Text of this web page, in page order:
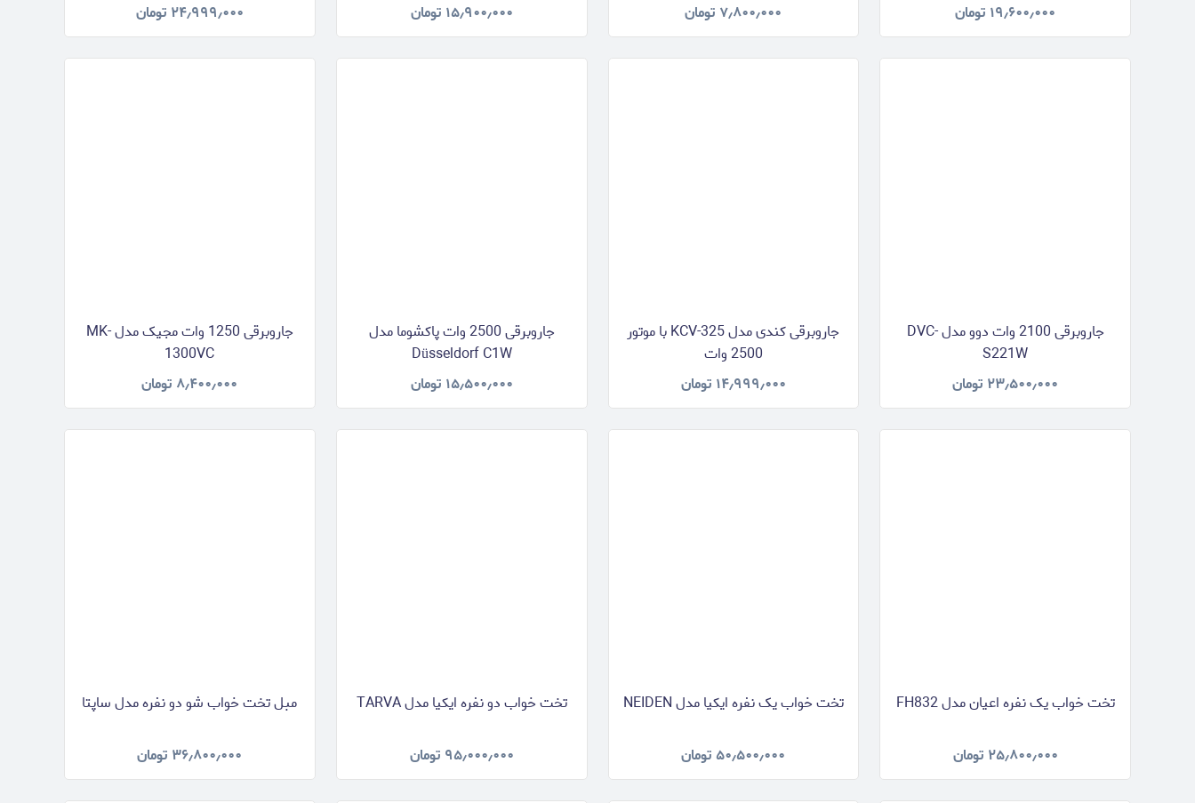
۱۹٫۶۰۰٫۰۰۰ تومان
۷٫۸۰۰٫۰۰۰ تومان
۱۵٫۹۰۰٫۰۰۰ تومان ۲۴٫۹۹۹٫۰۰۰ تومان
جاروبرقی 2100 وات دوو مدل DVC-
S221W
۲۳٫۵۰۰٫۰۰۰ تومان
جاروبرقی کندی مدل KCV-325 با موتور
2500 وات
۱۴٫۹۹۹٫۰۰۰ تومان
جاروبرقی 2500 وات پاکشوما مدل
Düsseldorf C1W
۱۵٫۵۰۰٫۰۰۰ تومان
جاروبرقی 1250 وات مجیک مدل MK-
1300VC
۸٫۴۰۰٫۰۰۰ تومان
تخت خواب یک نفره اعیان مدل FH832
۲۵٫۸۰۰٫۰۰۰ تومان
تخت خواب یک نفره ایکیا مدل NEIDEN
۵۰٫۵۰۰٫۰۰۰ تومان
تخت خواب دو نفره ایکیا مدل TARVA
۹۵٫۰۰۰٫۰۰۰ تومان
مبل تخت خواب شو دو نفره مدل ساپتا
۳۶٫۸۰۰٫۰۰۰ تومان